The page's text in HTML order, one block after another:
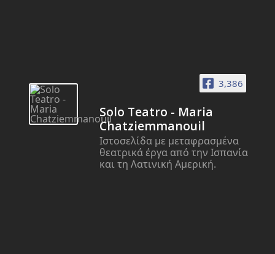
3,386
Solo Teatro - Maria
Chatziemmanouil
Ιστοσελίδα με μεταφρασμένα
θεατρικά έργα από την Ισπανία
και τη Λατινική Αμερική.